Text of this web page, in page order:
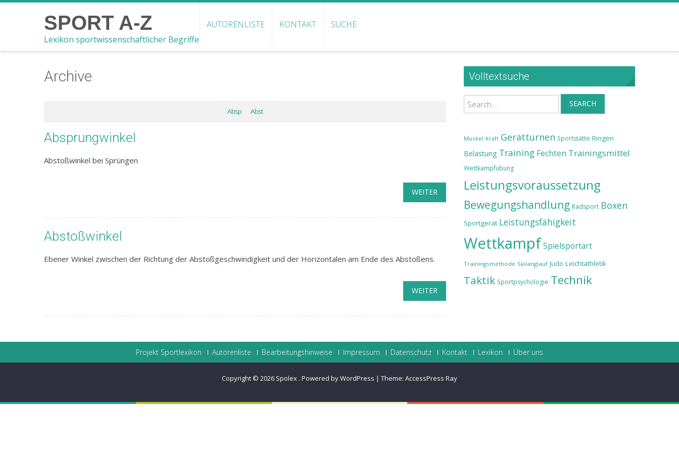
SPORT A-Z
Lexikon sportwissenschaftlicher Begriffe
AUTORENLISTE KONTAKT SUCHE
Archive
Absp Abst
Absprungwinkel
Abstoßwinkel bei Sprüngen
WEITER
Abstoßwinkel
Ebener Winkel zwischen der Richtung der Abstoßgeschwindigkeit und der Horizontalen am Ende des Abstoßens.
WEITER
Volltextsuche
Search SEARCH
Muskel Kraft Gerätturnen Sportstätte Ringen
Belastung Training Fechten Trainingsmittel
Wettkampfübung
Leistungsvoraussetzung
Bewegungshandlung Radsport Boxen
Sportgerät Leistungsfähigkeit
Wettkampf Spielsportart
Trainingsmethode Skilanglauf Judo Leichtathletik
Taktik Sportpsychologie Technik
Projekt Sportlexikon Autorenliste Bearbeitungshinweise Impressum Datenschutz Kontakt Lexikon Über uns
Copyright © 2026 Spolex . Powered by WordPress | Theme: AccessPress Ray